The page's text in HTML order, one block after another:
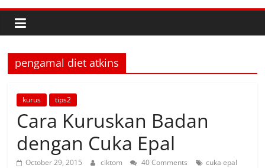
pengamal diet atkins
kurus tips2
Cara Kuruskan Badan
dengan Cuka Epal
October 29, 2015 ciktom 40 Comments
cuka epal